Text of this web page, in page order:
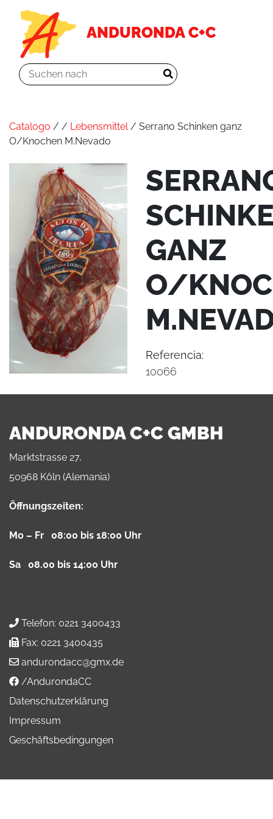
ANDURONDA C+C
Catalogo / / Lebensmittel/ Serrano Schinken ganz
O/Knochen M.Nevado
GANZ
O/
Referencia:
10066
ANDURONDA C+C GMBH
Marktstrasse 27,
50968 Köln (Alemania)
Öffnungszeiten:
Mo – Fr 08:00 bis 18:00 Uhr
Sa 08.00 bis 14:00 Uhr
Telefon: 0221 3400433
Fax: 0221 3400435
andurondacc@gmx.de
/AndurondaCC
Datenschutzerklärung
Impressum
Geschäftsbedingungen